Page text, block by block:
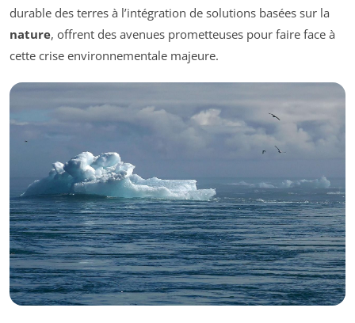
durable des terres à l’intégration de solutions basées sur la
nature, offrent des avenues prometteuses pour faire face à
cette crise environnementale majeure.